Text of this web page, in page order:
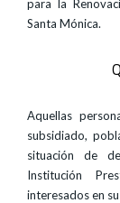
para la
Santa Mónica.
Aquellas
subsidiado,
situación de
Institución
interesados en